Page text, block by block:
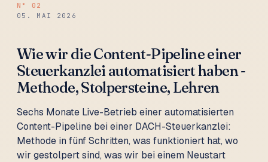
N° 02
05. MAI 2026
Wie wir die Content-Pipeline einer
Steuerkanzlei automatisiert haben -
Methode, Stolpersteine, Lehren
Sechs Monate Live-Betrieb einer automatisierten
Content-Pipeline bei einer DACH-Steuerkanzlei:
Methode in fünf Schritten, was funktioniert hat, wo
wir gestolpert sind, was wir bei einem Neustart